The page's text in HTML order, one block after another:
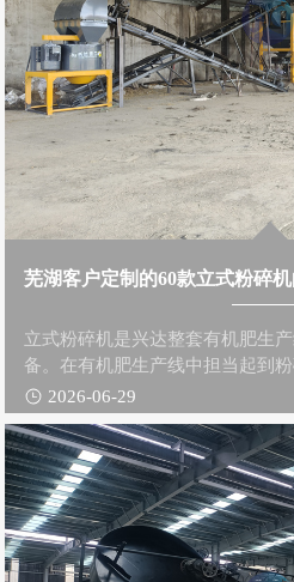
芜湖客户定制的60款立式粉碎
立式粉碎机是兴达整套有机肥生
备。在有机肥生产线中担当起到
2026-06-29